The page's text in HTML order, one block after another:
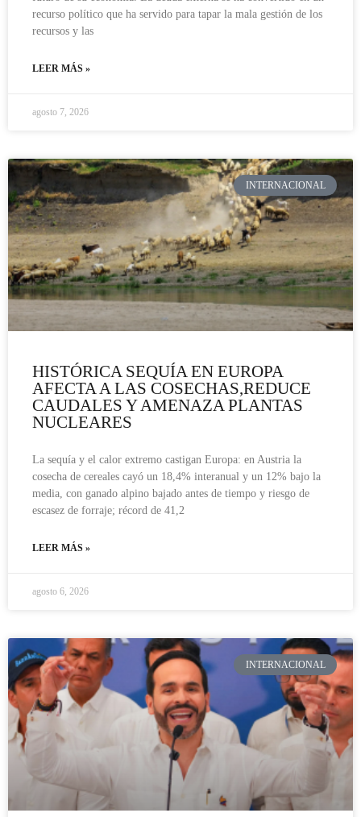
recurso político que ha servido para tapar la mala gestión de los
recursos y las
LEER MÁS »
agosto 7, 2026
INTERNACIONAL
HISTÓRICA SEQUÍA EN EUROPA
AFECTA A LAS COSECHAS,REDUCE
CAUDALES Y AMENAZA PLANTAS
NUCLEARES
La sequía y el calor extremo castigan Europa: en Austria la
cosecha de cereales cayó un 18,4% interanual y un 12% bajo la
media, con ganado alpino bajado antes de tiempo y riesgo de
escasez de forraje; récord de 41,2
LEER MÁS »
agosto 6, 2026
INTERNACIONAL